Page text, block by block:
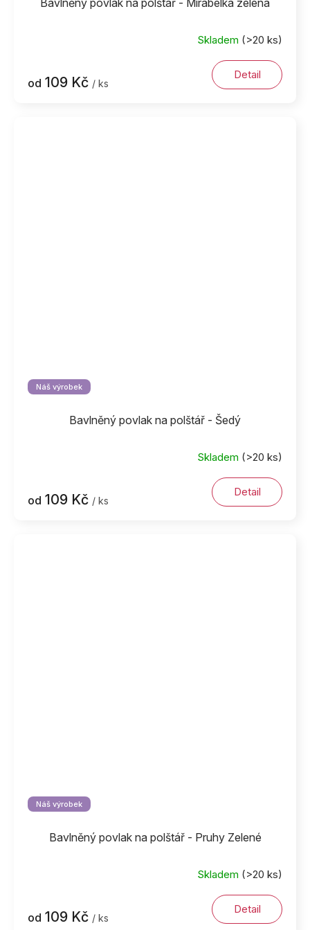
Skladem (>20 ks)
od 109 Kč / ks
Detail
Náš výrobek
Bavlněný povlak na polštář - Šedý
Skladem (>20 ks)
od 109 Kč / ks
Detail
Náš výrobek
Bavlněný povlak na polštář - Pruhy Zelené
Skladem (>20 ks)
od 109 Kč / ks
Detail